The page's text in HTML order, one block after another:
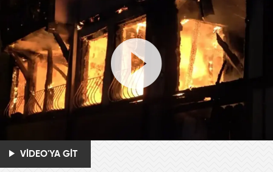
VİDEO'YA GİT